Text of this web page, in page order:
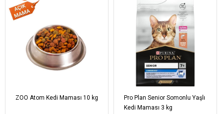
ZOO Atom Kedi Maması 10 kg
Pro Plan Senior Somonlu Yaşlı
Kedi Maması 3 kg